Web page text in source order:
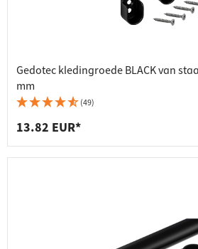
Gedotec kledingroede BLACK van
mm
(49)
13.82 EUR*